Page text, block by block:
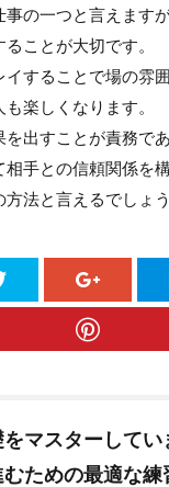
事の一つと言えます
ことが大切です。
することで場の雰
楽しくなります。
出すことが責務で
手との信頼関係を
法と言えるでしょう
マスターして
ための最適な練